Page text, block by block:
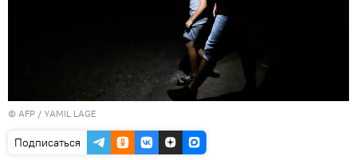
© AFP / YAMIL LAGE
Подписаться